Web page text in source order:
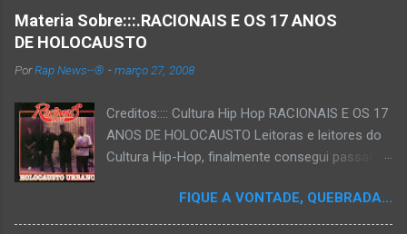
Materia Sobre:::.RACIONAIS E OS 17 ANOS
DE HOLOCAUSTO
PorRap News--® -março 27, 2008
Creditos:::: Cultura Hip Hop RACIONAIS E OS 17
ANOS DE HOLOCAUSTO Leitoras e leitores do
Cultura Hip-Hop, finalmente consegui passar
que há muito tempo vinha maturando: uma
espécie de "ensaio-tributo" ao disco mais
FIQUE A VONTADE, QUEBRADA...